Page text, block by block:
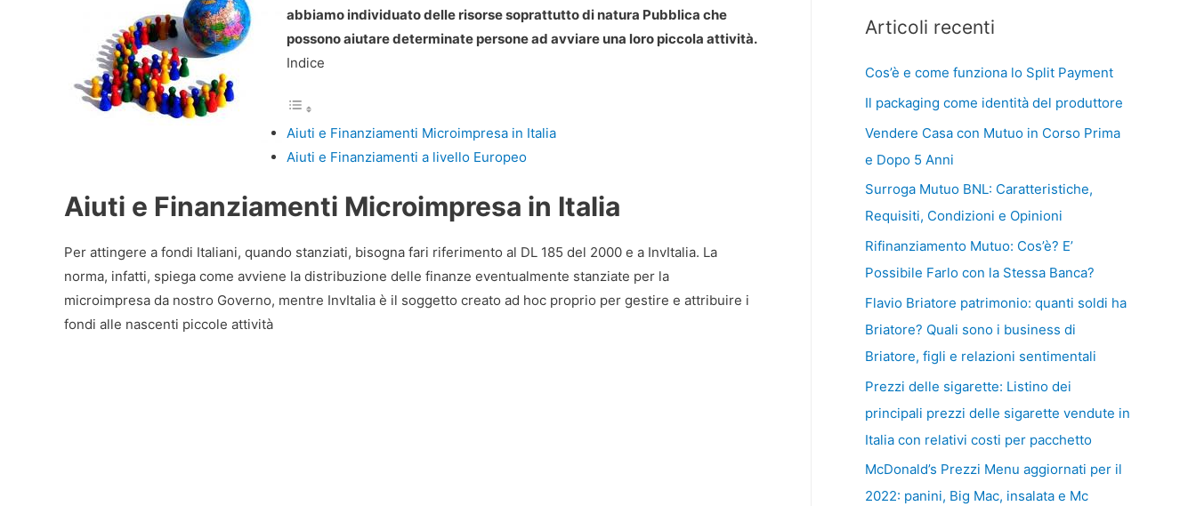
abbiamo individuato delle risorse soprattutto di natura Pubblica che
possono aiutare determinate persone ad avviare una loro piccola attività.
Indice
Aiuti e Finanziamenti Microimpresa in Italia
Aiuti e Finanziamenti a livello Europeo
Aiuti e Finanziamenti Microimpresa in Italia
Per attingere a fondi Italiani, quando stanziati, bisogna fari riferimento al DL 185 del 2000 e a InvItalia. La
norma, infatti, spiega come avviene la distribuzione delle finanze eventualmente stanziate per la
microimpresa da nostro Governo, mentre InvItalia è il soggetto creato ad hoc proprio per gestire e attribuire i
fondi alle nascenti piccole attività
Articoli recenti
Cos’è e come funziona lo Split Payment
Il packaging come identità del produttore
Vendere Casa con Mutuo in Corso Prima
e Dopo 5 Anni
Surroga Mutuo BNL: Caratteristiche,
Requisiti, Condizioni e Opinioni
Rifinanziamento Mutuo: Cos’è? E’
Possibile Farlo con la Stessa Banca?
Flavio Briatore patrimonio: quanti soldi ha
Briatore? Quali sono i business di
Briatore, figli e relazioni sentimentali
Prezzi delle sigarette: Listino dei
principali prezzi delle sigarette vendute in
Italia con relativi costi per pacchetto
McDonald’s Prezzi Menu aggiornati per il
2022: panini, Big Mac, insalata e Mc